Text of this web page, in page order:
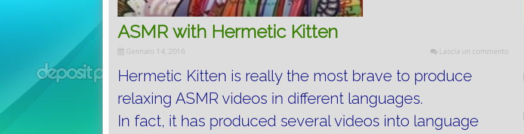
ASMR with Hermetic Kitten
Gennaio 14, 2016 Lascia un commento
Hermetic Kitten is really the most brave to produce
relaxing ASMR videos in different languages.
In fact, it has produced several videos into language